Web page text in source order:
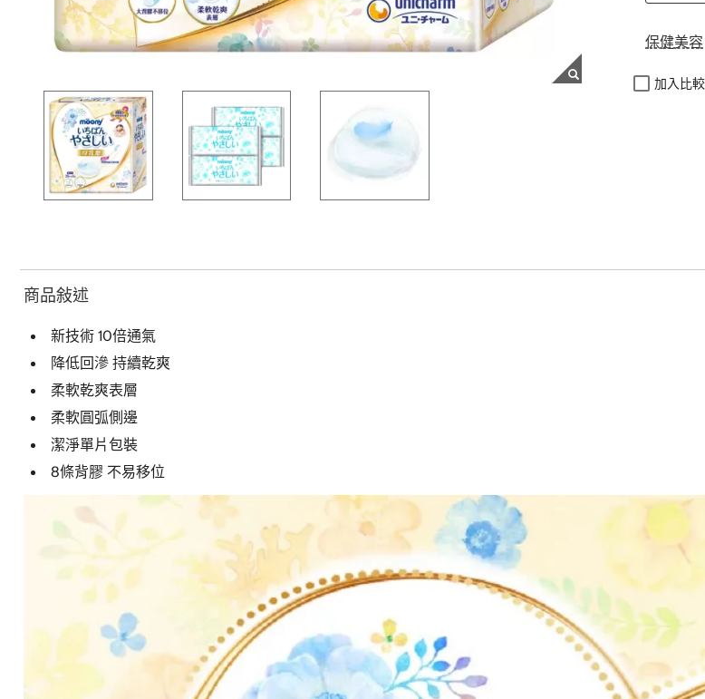
保健美容
加入比
商品敍述
新技術 10倍通氣
降低回滲 持續乾爽
柔軟乾爽表層
柔軟圓弧側邊
潔淨單片包裝
8條背膠 不易移位